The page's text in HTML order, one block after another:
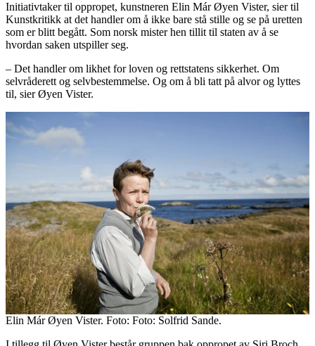
Initiativtaker til oppropet, kunstneren Elin Már Øyen Vister, sier til
Kunstkritikk at det handler om å ikke bare stå stille og se på uretten
som er blitt begått. Som norsk mister hen tillit til staten av å se
hvordan saken utspiller seg.
– Det handler om likhet for loven og rettstatens sikkerhet. Om
selvråderett og selvbestemmelse. Og om å bli tatt på alvor og lyttes
til, sier Øyen Vister.
Elin Már Øyen Vister. Foto: Foto: Solfrid Sande.